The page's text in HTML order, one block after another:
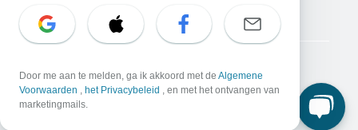
Juridische kennisgeving
Privacybeleid
Cookies
Algemene voorwaarden
Door me aan te melden, ga ik akkoord met de Algemene
Voorwaarden , het Privacybeleid , en met het ontvangen van
marketingmails.